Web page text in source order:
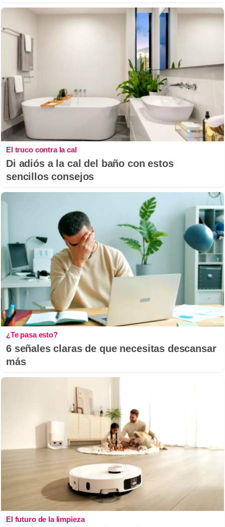
El truco contra la cal
Di adiós a la cal del baño con estos
sencillos consejos
¿Te pasa esto?
6 señales claras de que necesitas descansar
más
El futuro de la limpieza